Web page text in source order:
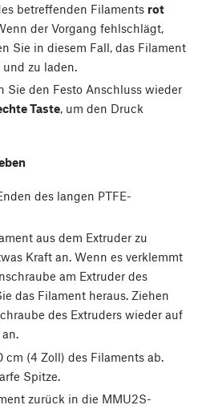
betreffenden Filaments rot
der Vorgang fehlschlägt,
Sie in diesem Fall, das Filament
zu laden.
Sie den Festo Anschluss wieder
Taste, um den Druck
des langen PTFE-
aus dem Extruder zu
Kraft an. Wenn es verklemmt
am Extruder des
das Filament heraus. Ziehen
des Extruders wieder auf
cm (4 Zoll) des Filaments ab.
Spitze.
zurück in die MMU2S-